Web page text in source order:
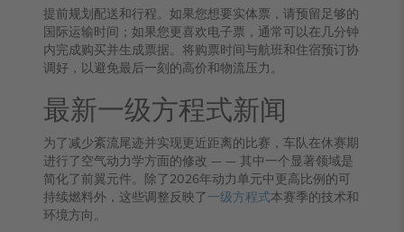
提前规划配送和行程。如果您想要实体票，请预留足够的
国际运输时间；如果您更喜欢电子票，通常可以在几分钟
内完成购买并生成票据。将购票时间与航班和住宿预订协
调好，以避免最后一刻的高价和物流压力。
最新一级方程式新闻
为了减少紊流尾迹并实现更近距离的比赛，车队在休赛期
进行了空气动力学方面的修改 — — 其中一个显著领域是
简化了前翼元件。除了2026年动力单元中更高比例的可
持续燃料外，这些调整反映了一级方程式本赛季的技术和
环境方向。